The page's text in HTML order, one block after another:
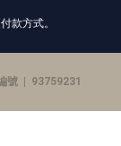
款方式。
號 | 93759231